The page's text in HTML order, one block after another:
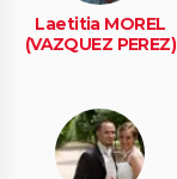
Laetitia MOREL
(VAZQUEZ PEREZ)